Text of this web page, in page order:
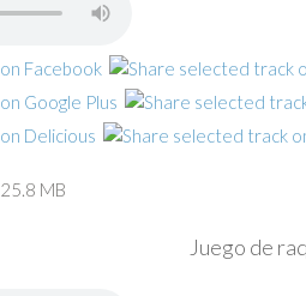
25.8 MB
Juego de